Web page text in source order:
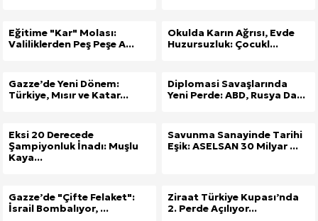
Eğitime "Kar" Molası:
Valiliklerden Peş Peşe A...
Okulda Karın Ağrısı, Evde
Huzursuzluk: Çocukl...
Gazze’de Yeni Dönem:
Türkiye, Mısır ve Katar...
Diplomasi Savaşlarında
Yeni Perde: ABD, Rusya Da...
Eksi 20 Derecede
Şampiyonluk İnadı: Muşlu
Kaya...
Savunma Sanayinde Tarihi
Eşik: ASELSAN 30 Milyar ...
Gazze’de "Çifte Felaket":
İsrail Bombalıyor, ...
Ziraat Türkiye Kupası’nda
2. Perde Açılıyor...